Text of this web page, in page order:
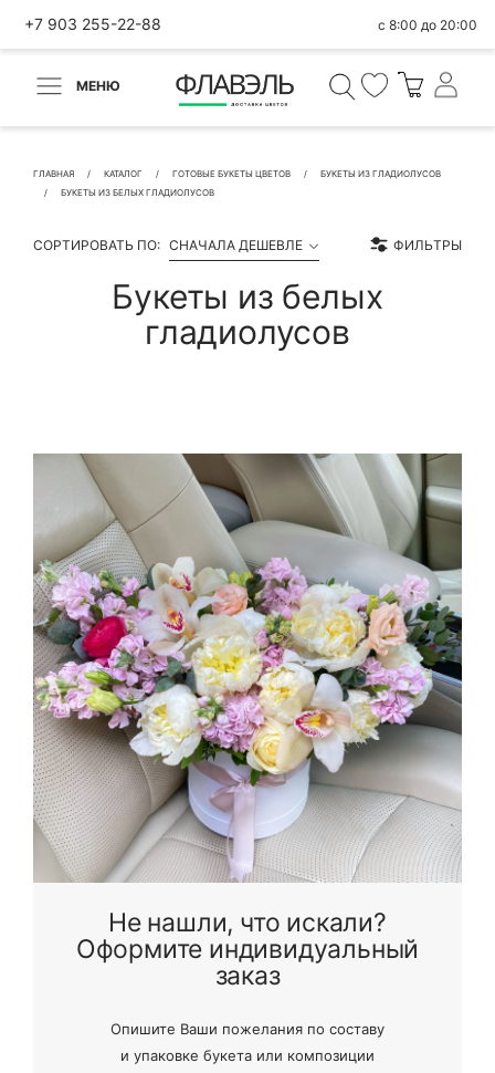
+7 903 255-22-88 с 8:00 до 20:00
МЕНЮ
ГЛАВНАЯ КАТАЛОГ ГОТОВЫЕ БУКЕТЫ ЦВЕТОВ
БУКЕТЫ ИЗ ГЛАДИОЛУСОВ
БУКЕТЫ ИЗ БЕЛЫХ ГЛАДИОЛУСОВ
СОРТИРОВАТЬ ПО: СНАЧАЛА ДЕШЕВЛЕ ФИЛЬТРЫ
Букеты из белых
гладиолусов
Не нашли, что искали?
Оформите индивидуальный
заказ
Опишите Ваши пожелания по составу
и упаковке букета или композиции
ВЕРНУТЬСЯ
Быстрая покупка
КОНТАКТНЫЕ ДАННЫЕ
БЫСТРАЯ ПОКУПКА
Я принимаю Политику конфиденциальности и
Правила использования сайта ФЛАВЭЛЬ. Мы не
продаем ваши данные и храним их в безопасности